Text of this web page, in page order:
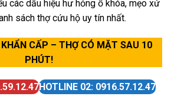
các dấu hiệu hư hỏng ổ khóa, mẹo xử
sách thợ cứu hộ uy tín nhất.
CẤP – THỢ CÓ MẶT SAU 10
PHÚT!
HOTLINE 02: 0916.57.12.47